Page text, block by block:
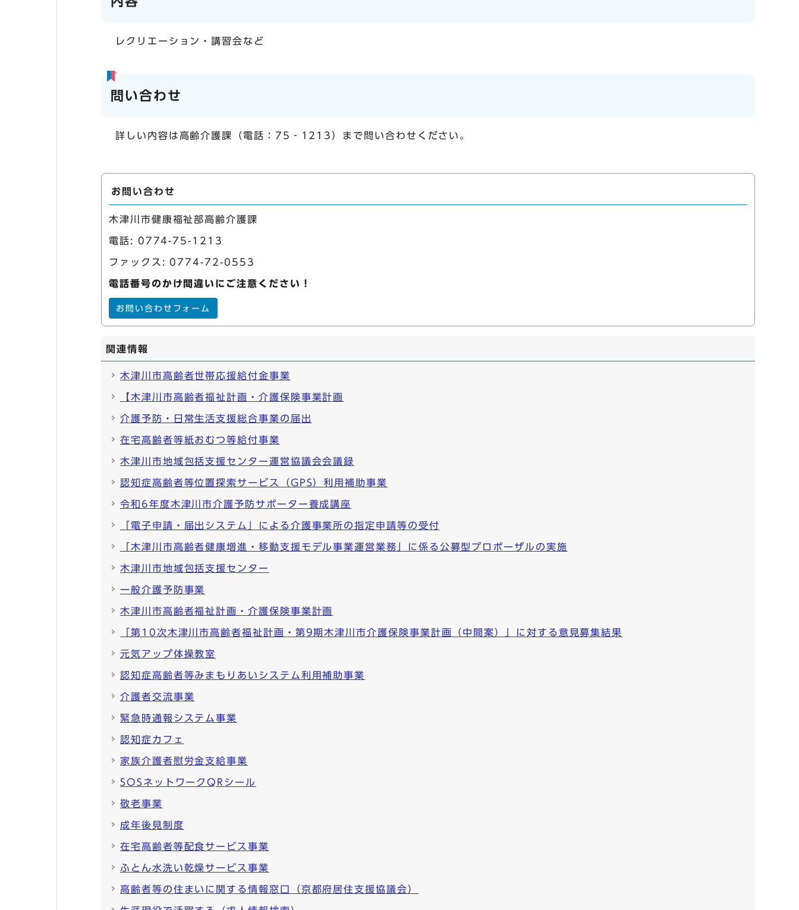
レクリエーション・講習会など
問い合わせ
詳しい内容は高齢介護課（電話：75‐1213）まで問い合わせください。
お問い合わせ
木津川市健康福祉部高齢介護課
電話: 0774-75-1213
ファックス: 0774-72-0553
電話番号のかけ間違いにご注意ください！
お問い合わせフォーム
関連情報
木津川市高齢者世帯応援給付金事業
【木津川市高齢者福祉計画・介護保険事業計画
介護予防・日常生活支援総合事業の届出
在宅高齢者等紙おむつ等給付事業
木津川市地域包括支援センター運営協議会会議録
認知症高齢者等位置探索サービス（GPS）利用補助事業
令和6年度木津川市介護予防サポーター養成講座
「電子申請・届出システム」による介護事業所の指定申請等の受付
「木津川市高齢者健康増進・移動支援モデル事業運営業務」に係る公募型プロポーザルの実施
木津川市地域包括支援センター
一般介護予防事業
木津川市高齢者福祉計画・介護保険事業計画
「第10次木津川市高齢者福祉計画・第9期木津川市介護保険事業計画（中間案）」に対する意見募集結果
元気アップ体操教室
認知症高齢者等みまもりあいシステム利用補助事業
介護者交流事業
緊急時通報システム事業
認知症カフェ
家族介護者慰労金支給事業
SOSネットワークQRシール
敬老事業
成年後見制度
在宅高齢者等配食サービス事業
ふとん水洗い乾燥サービス事業
高齢者等の住まいに関する情報窓口（京都府居住支援協議会）